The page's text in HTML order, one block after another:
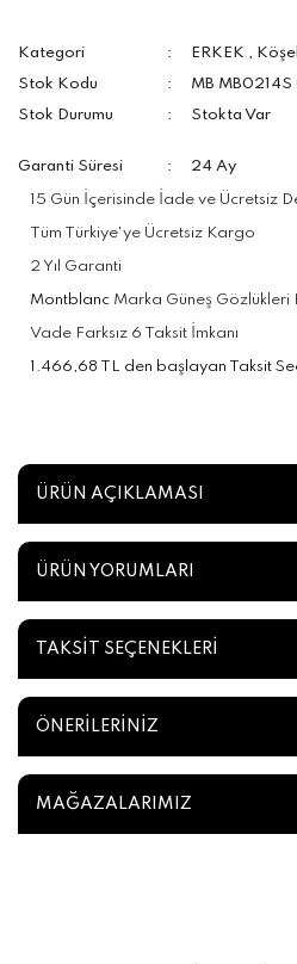
Kategori ERKEK ,
Stok Kodu
MB
Stok Durumu
Stokta Var
Garanti Süresi 24 Ay
15 Gün İçerisinde İade ve Ücretsiz
Tüm Türkiye'ye Ücretsiz Kargo
2 Yıl Garanti
Montblanc Marka Güneş Gözlükleri
Vade Farksız 6 Taksit İmkanı
1.466,68 TL den başlayan Taksit
ÜRÜN AÇIKLAMASI
ÜRÜN YORUMLARI
TAKSİT SEÇENEKLERİ
ÖNERİLERİNİZ
MAĞAZALARIMIZ